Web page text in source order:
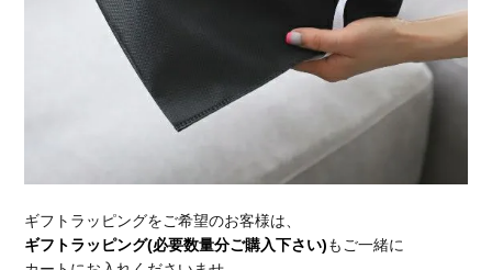
ギフトラッピングをご希望のお客様は、
ギフトラッピング(必要数量分ご購入下さい)もご一緒に